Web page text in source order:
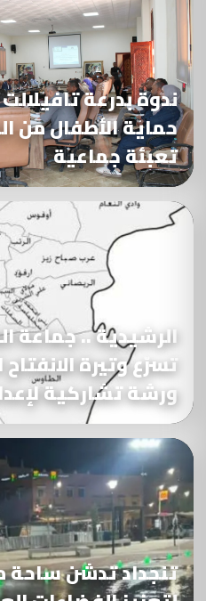
ندوة بدرعة
حماية الأطفال من
تعبئة جماعية
الرشيدية .. جماعة
تسرّع وتيرة
ورشة تشاركية
تنجداد تدشن